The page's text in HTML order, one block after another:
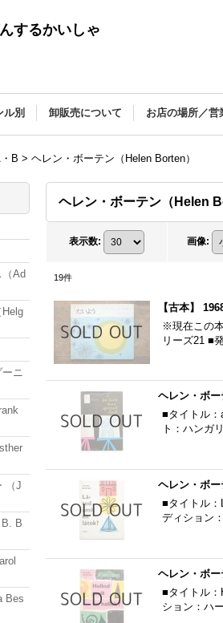
するかいしゃ
ル別 卸販売について お店の場所／営
B > ヘレン・ボーテン（Helen Borten）
Ad
ニ
（J
B
Bes
ヘレン・ボーテン（Helen
表示数: 画像:
19件
【古本】
※現在この
リーズ21 ■
ヘレン・ボ
■タイトル
ト：ハンガ
ヘレン・ボ
■タイトル
ディション
ヘレン・ボ
■タイトル
ション：ハ